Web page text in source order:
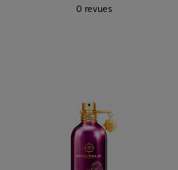
0 revues